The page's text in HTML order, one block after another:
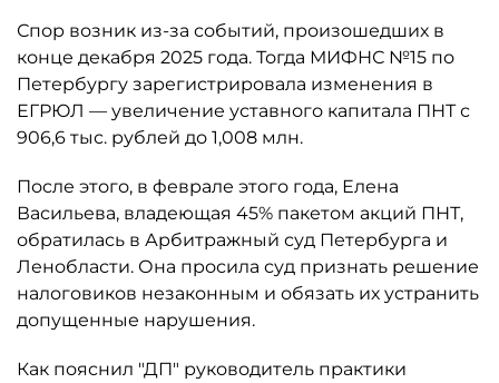
Спор возник из-за событий, произошедших в
конце декабря 2025 года. Тогда МИФНС №15 по
Петербургу зарегистрировала изменения в
ЕГРЮЛ — увеличение уставного капитала ПНТ с
906,6 тыс. рублей до 1,008 млн.
После этого, в феврале этого года, Елена
Васильева, владеющая 45% пакетом акций ПНТ,
обратилась в Арбитражный суд Петербурга и
Ленобласти. Она просила суд признать решение
налоговиков незаконным и обязать их устранить
допущенные нарушения.
Как пояснил "ДП" руководитель практики